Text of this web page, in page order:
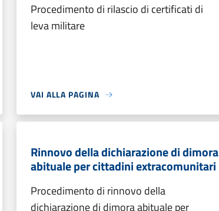
Procedimento di rilascio di certificati di
leva militare
VAI ALLA PAGINA
Rinnovo della dichiarazione di dimora
abituale per cittadini extracomunitari
Procedimento di rinnovo della
dichiarazione di dimora abituale per